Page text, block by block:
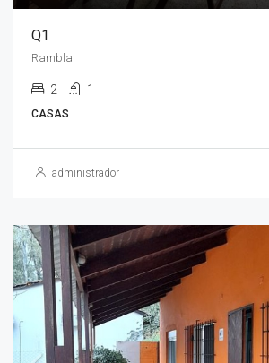
Q1
Rambla
2 1
CASAS
administrador